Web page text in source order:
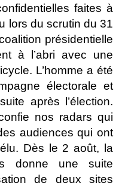
faites à
lors du scrutin du 31
présidentielle
à l’abri avec une
L’homme a été
électorale et
après l’élection.
nos radars qui
audiences qui ont
Dès le 2 août, la
donne une suite
de deux sites